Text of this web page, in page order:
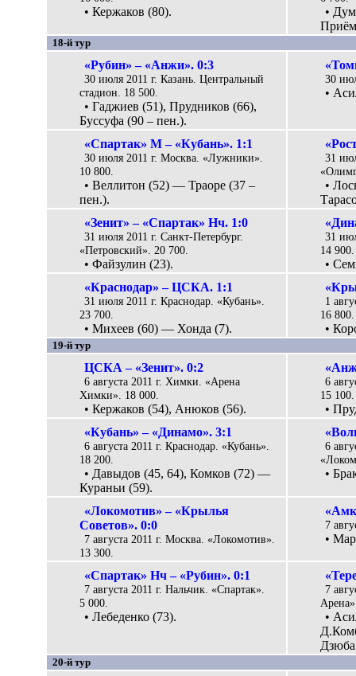
• Кержаков (80).
•
18-й тур
«Рубин» – «Анжи». 0:3
30 июля 2011 г. Казань. Центральный
стадион. 18 500.
• Гаджиев (51), Прудников (66),
Буссуфа (90 – пен.).
30
•
«Спартак» М – «Кубань». 1:1
30 июля 2011 г. Москва. «Лужники».
10 800.
• Веллитон (52) — Траоре (37 –
пен.).
31
•
«Зенит» – «Спартак» Нч. 1:0
31 июля 2011 г. Санкт-Петербург.
«Петровский». 20 700.
• Файзулин (23).
31
14 900.
•
«Краснодар» – ЦСКА. 1:1
31 июля 2011 г. Краснодар. «Кубань».
23 700.
• Михеев (60) — Хонда (7).
1
16 800.
•
19-й тур
ЦСКА – «Зенит». 0:2
6 августа 2011 г. Химки. «Арена
Химки». 18 000.
• Кержаков (54), Анюков (56).
6
15 100.
•
«Кубань» – «Динамо». 3:1
6 августа 2011 г. Краснодар. «Кубань».
18 200.
• Давыдов (45, 64), Комков (72) —
Кураньи (59).
6
•
«Локомотив» – «Крылья
Советов». 0:0
7 августа 2011 г. Москва. «Локомотив».
13 300.
7
•
«Спартак» Нч – «Рубин». 0:1
7 августа 2011 г. Нальчик. «Спартак».
5 000.
• Лебеденко (73).
7
•
20-й тур